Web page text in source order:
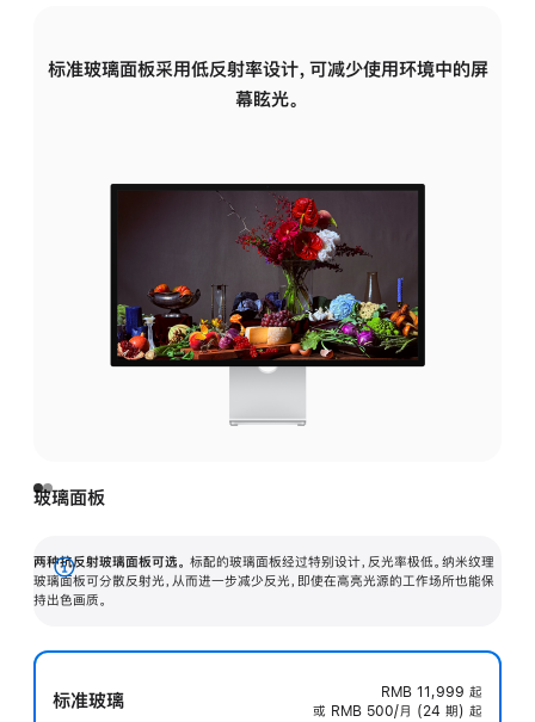
标准玻璃面板采用低反射率设计，可减少使用环境中的屏
幕眩光。
玻璃面板
两种抗反射玻璃面板可选。 标配的玻璃面板经过特别设计，反光率极低。纳米纹理
玻璃面板可分散反射光，从而进一步减少反光，即使在高亮光源的工作场所也能保
持出色画质。
展
开
标准玻璃 RMB 11,999 起
或 RMB 500/月 (24 期) 起